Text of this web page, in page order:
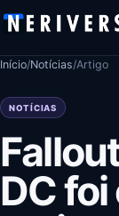
Pular para o
Início/Notícias/Artigo
NOTÍCIAS
DC